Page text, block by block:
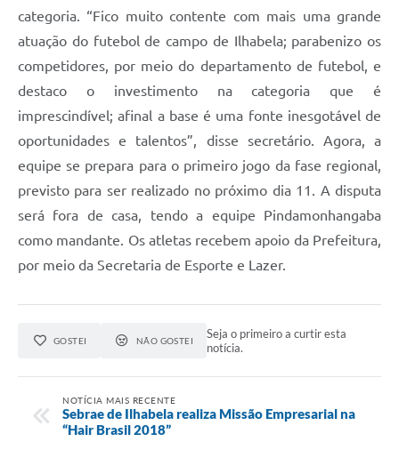
categoria. “Fico muito contente com mais uma grande
atuação do futebol de campo de Ilhabela; parabenizo os
competidores, por meio do departamento de futebol, e
destaco o investimento na categoria que é
imprescindível; afinal a base é uma fonte inesgotável de
oportunidades e talentos”, disse secretário. Agora, a
equipe se prepara para o primeiro jogo da fase regional,
previsto para ser realizado no próximo dia 11. A disputa
será fora de casa, tendo a equipe Pindamonhangaba
como mandante. Os atletas recebem apoio da Prefeitura,
por meio da Secretaria de Esporte e Lazer.
GOSTEI NÃO GOSTEI
Seja o primeiro a curtir esta
notícia.
NOTÍCIA MAIS RECENTE
Sebrae de Ilhabela realiza Missão Empresarial na
“Hair Brasil 2018”